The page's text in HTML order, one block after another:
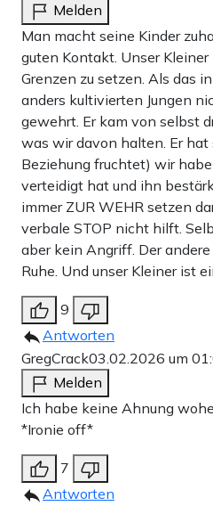
Melden
Man macht seine Kinder
guten Kontakt. Unser
Grenzen zu setzen. Als das
anders kultivierten Jungen
gewehrt. Er kam von selbst
was wir davon halten. Er hat
Beziehung fruchtet) wir
verteidigt hat und ihn
immer ZUR WEHR setzen
verbale STOP nicht hilft.
aber kein Angriff. Der
Ruhe. Und unser Kleiner ist
9
Antworten
GregCrack03.02.2026 um
Melden
Ich habe keine Ahnung
*Ironie off*
7
Antworten